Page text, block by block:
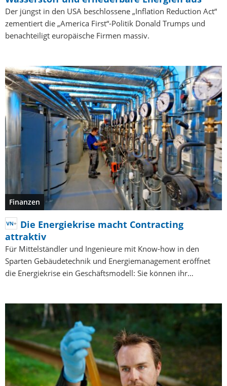
Der jüngst in den USA beschlossene „Inflation Reduction Act“
zementiert die „America First“-Politik Donald Trumps und
benachteiligt europäische Firmen massiv.
Finanzen
Die Energiekrise macht Contracting
attraktiv
Für Mittelständler und Ingenieure mit Know-how in den
Sparten Gebäudetechnik und Energiemanagement eröffnet
die Energiekrise ein Geschäftsmodell: Sie können ihr…